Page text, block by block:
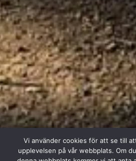
Vi använder cookies för att se till
upplevelsen på vår webbplats. Om